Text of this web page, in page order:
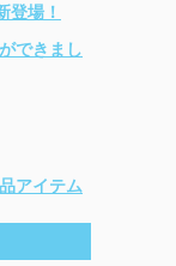
登場！
できまし
アイテム